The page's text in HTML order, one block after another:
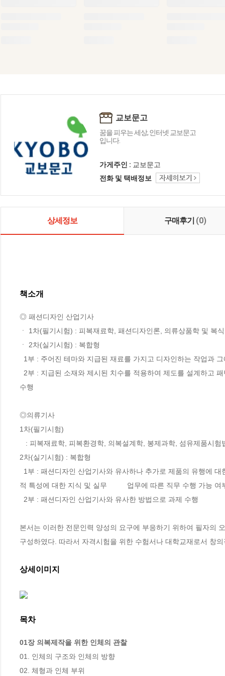
교보문고
꿈을 피우는 세상, 인터넷 교보문고
입니다.
가게주인 : 교보문고
전화 및 택배정보
상세정보 구매후기 (0)
책소개
◎ 패션디자인 산업기사
ㆍ 1차(필기시험) : 피복재료학, 패션디자인론, 의류상품학 및 복
ㆍ 2차(실기시험) : 복합형
수행
◎의류기사
1차(필기시험)
2차(실기시험) : 복합형
적 특성에 대한 지식 및 실무          업무에 따른 직무 수행 가능 여
본서는 이러한 전문인력 양성의 요구에 부응하기 위하여 필자의
구성하였다. 따라서 자격시험을 위한 수험서나 대학교재로서 창
상세이미지
목차
01장 의복제작을 위한 인체의 관찰
01. 인체의 구조와 인체의 방향
02. 체형과 인체 부위